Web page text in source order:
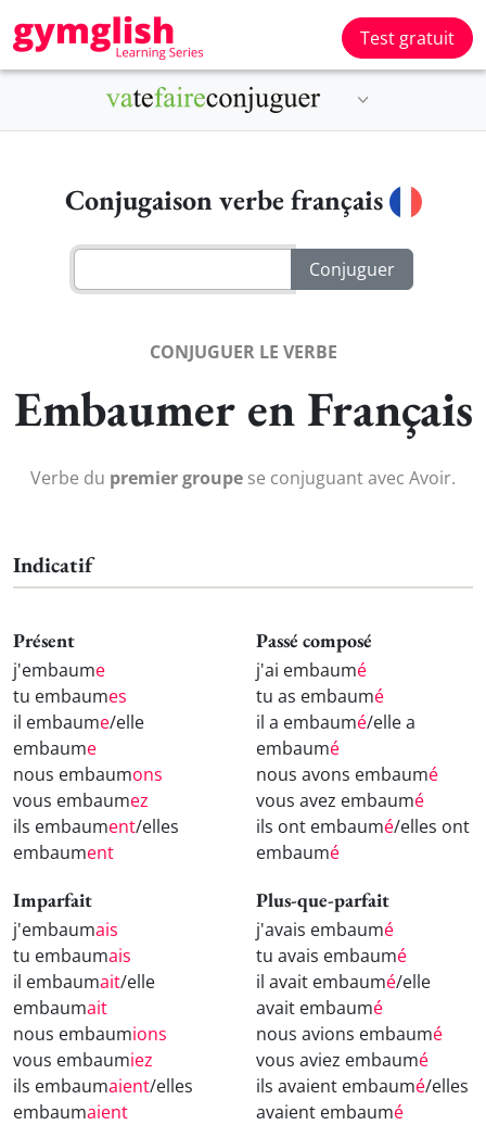
Test gratuit
Conjugaison verbe français
CONJUGUER LE VERBE
Embaumer en Français
Verbe du premier groupe se conjuguant avec Avoir.
Indicatif
Présent
j'embaume
tu embaumes
il embaume/elle
embaume
nous embaumons
vous embaumez
ils embaument/elles
embaument
Passé composé
j'ai embaumé
tu as embaumé
il a embaumé/elle a
embaumé
nous avons embaumé
vous avez embaumé
ils ont embaumé/elles ont
embaumé
Imparfait
j'embaumais
tu embaumais
il embaumait/elle
embaumait
nous embaumions
vous embaumiez
ils embaumaient/elles
embaumaient
Plus-que-parfait
j'avais embaumé
tu avais embaumé
il avait embaumé/elle
avait embaumé
nous avions embaumé
vous aviez embaumé
ils avaient embaumé/elles
avaient embaumé